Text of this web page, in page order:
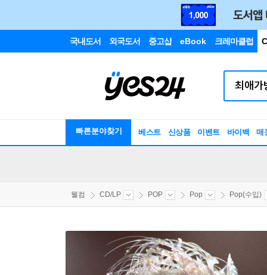
국내도서 외국도서 중고샵 eBook 크레마클럽
빠른분야찾기 베스트 신상품 이벤트 바이백 매
웰컴 CD/LP POP Pop Pop(수입)